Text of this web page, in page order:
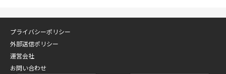
プライバシーポリシー
外部送信ポリシー
運営会社
お問い合わせ